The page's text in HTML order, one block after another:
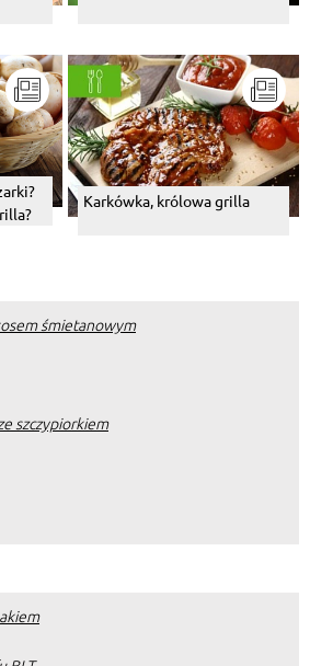
Karkówka, królowa grilla
śmietanowym
szczypiorkiem